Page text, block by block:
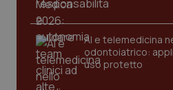
AI e telemedicina
odontoiatrico:
uso protetto
CookieScriptConsent